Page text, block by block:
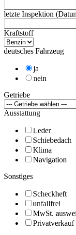
letzte Inspektion
Kraftstoff
deutsches Fahrzeug
ja
nein
Getriebe
Ausstattung
Leder
Schiebedach
Klima
Navigation
Sonstiges
Scheckheft
unfallfrei
MwSt.
Privatverkauf